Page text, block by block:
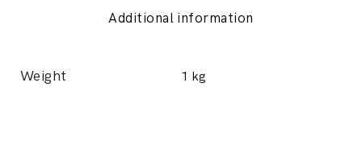
Additional information
Weight 1 kg